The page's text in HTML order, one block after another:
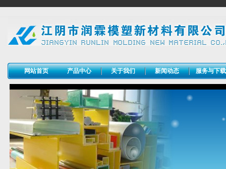
网站首页 产品中心 关于我们 新闻动态 服务与下载